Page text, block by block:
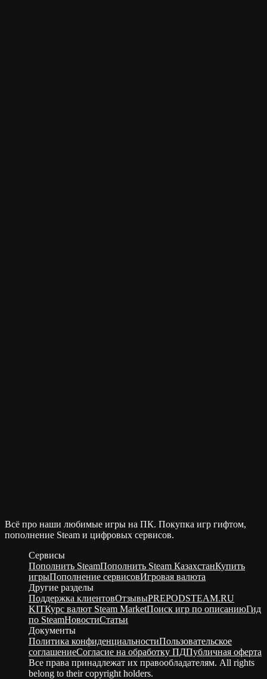
Всё про наши любимые игры на ПК. Покупка игр гифтом,
пополнение Steam и цифровых сервисов.
Сервисы
Пополнить SteamПополнить Steam КазахстанКупить
игрыПополнение сервисовИгровая валюта
Другие разделы
Поддержка клиентовОтзывыPREPODSTEAM.RU
KITКурс валют Steam MarketПоиск игр по описаниюГид
по SteamНовостиСтатьи
Документы
Политика конфиденциальностиПользовательское
соглашениеСогласие на обработку ПДПубличная оферта
Все права принадлежат их правообладателям. All rights
belong to their copyright holders.